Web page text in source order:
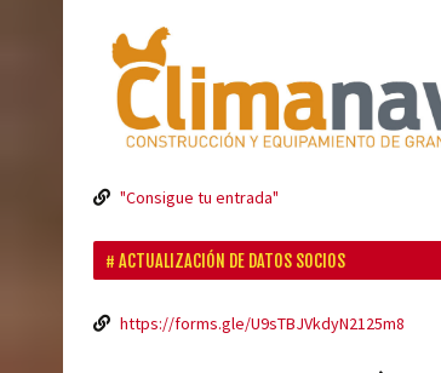
"Consigue tu entrada"
ACTUALIZACIÓN DE DATOS SOCIOS
https://forms.gle/U9sTBJVkdyN2125m8